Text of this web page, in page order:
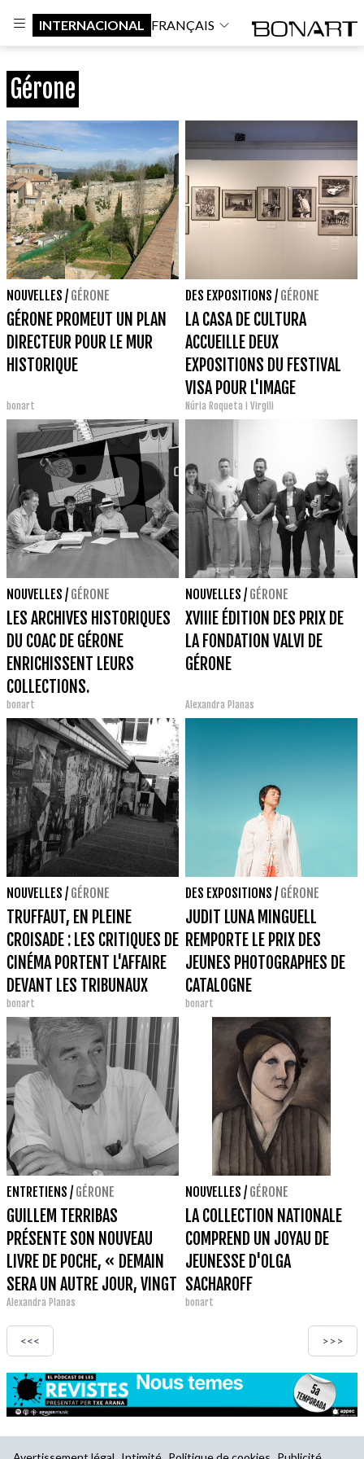
INTERNACIONAL FRANÇAIS
Gérone
NOUVELLES / GÉRONE
GÉRONE PROMEUT UN PLAN
DIRECTEUR POUR LE MUR
HISTORIQUE
bonart
DES EXPOSITIONS / GÉRONE
LA CASA DE CULTURA
ACCUEILLE DEUX
EXPOSITIONS DU FESTIVAL
VISA POUR L'IMAGE
Núria Roqueta i Virgili
NOUVELLES / GÉRONE
LES ARCHIVES HISTORIQUES
DU COAC DE GÉRONE
ENRICHISSENT LEURS
COLLECTIONS.
bonart
NOUVELLES / GÉRONE
XVIIIE ÉDITION DES PRIX DE
LA FONDATION VALVI DE
GÉRONE
Alexandra Planas
NOUVELLES / GÉRONE
TRUFFAUT, EN PLEINE
CROISADE : LES CRITIQUES DE
CINÉMA PORTENT L'AFFAIRE
DEVANT LES TRIBUNAUX
bonart
DES EXPOSITIONS / GÉRONE
JUDIT LUNA MINGUELL
REMPORTE LE PRIX DES
JEUNES PHOTOGRAPHES DE
CATALOGNE
bonart
ENTRETIENS / GÉRONE
GUILLEM TERRIBAS
PRÉSENTE SON NOUVEAU
LIVRE DE POCHE, « DEMAIN
SERA UN AUTRE JOUR, VINGT
ANS PLUS TARD ».
Alexandra Planas
NOUVELLES / GÉRONE
LA COLLECTION NATIONALE
COMPREND UN JOYAU DE
JEUNESSE D'OLGA
SACHAROFF
bonart
<<< >>>